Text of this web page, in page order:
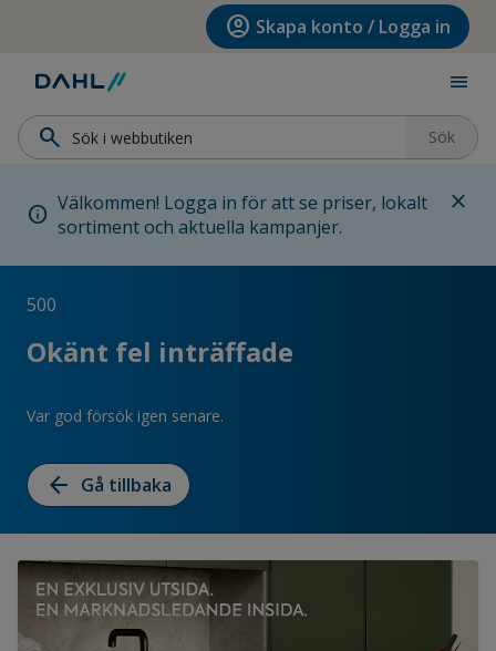
Hoppa till huvudinnehållet account_circle Skapa konto / Logga in
menu
search Sök
info Välkommen! Logga in för att se priser, lokalt
sortiment och aktuella kampanjer.
close
500
Okänt fel inträffade
Var god försök igen senare.
arrow_back Gå tillbaka